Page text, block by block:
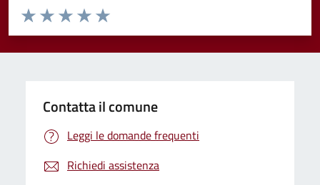
Valuta da 1 a 5 stelle la pagina
Valuta 5 stelle su 5
Valuta 4 stelle su 5
Valuta 3 stelle su 5
Valuta 2 stelle su 5
Valuta 1 stelle su 5
Contatta il comune
Leggi le domande frequenti
Richiedi assistenza